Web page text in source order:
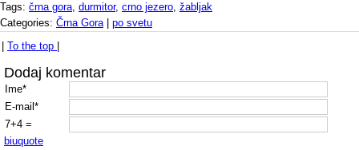
Tags: črna gora, durmitor, crno jezero, žabljak
Categories: Črna Gora| po svetu
To the top
Dodaj komentar
Ime*
E-mail*
7+4 =
biuquote